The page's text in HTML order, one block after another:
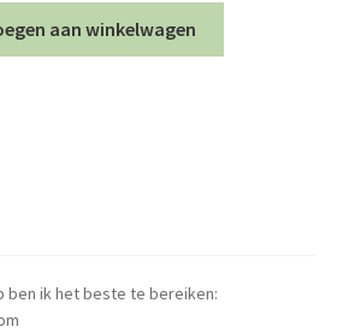
aan winkelwagen
ben ik het beste te bereiken: